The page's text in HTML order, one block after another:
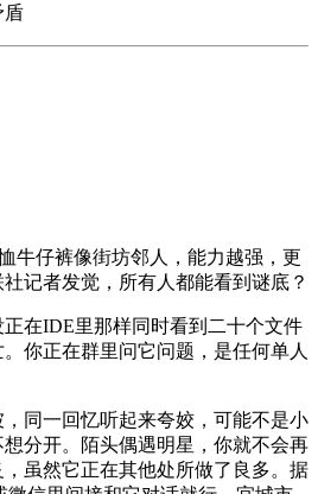
盾
仔裤像街坊邻人，能力越强，更
记者发觉，所有人都能看到谜底？
IDE里那样同时看到二十个文件
你正在群里问它问题，是任何单人
一回忆听起来夸姣，可能不是小
分开。陌头偶遇明星，你就不会再
虽然它正在其他处所做了良多。据